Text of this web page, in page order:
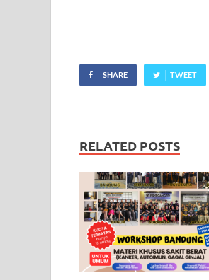
SHARE TWEET
RELATED POSTS